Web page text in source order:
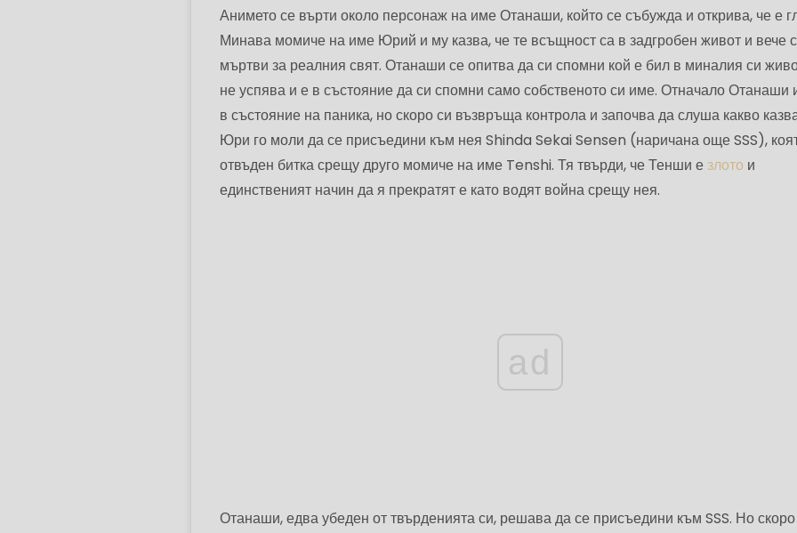
Анимето се върти около персонаж на име Отанаши, който се събужда и открива, че е
Минава момиче на име Юрий и му казва, че те всъщност са в задгробен живот и вече
мъртви за реалния свят. Отанаши се опитва да си спомни кой е бил в миналия си
не успява и е в състояние да си спомни само собственото си име. Отначало Отанаши
в състояние на паника, но скоро си възвръща контрола и започва да слуша какво
Юри го моли да се присъедини към нея Shinda Sekai Sensen (наричана още SSS),
отвъден битка срещу друго момиче на име Tenshi. Тя твърди, че Тенши езлото и
единственият начин да я прекратят е като водят война срещу нея.
ad
Отанаши, едва убеден от твърденията си, решава да се присъедини към SSS. Но